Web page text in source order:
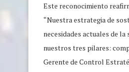
Este reconocimiento
“Nuestra estrategia de
necesidades actuales de
nuestros tres pilares:
Gerente de Control